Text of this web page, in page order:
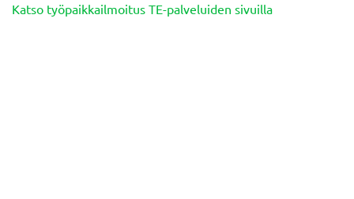
Katso työpaikkailmoitus TE-palveluiden sivuilla